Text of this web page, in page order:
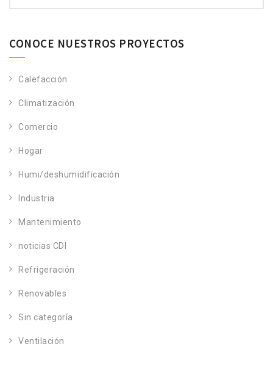
CONOCE NUESTROS PROYECTOS
Calefacción
Climatización
Comercio
Hogar
Humi/deshumidificación
Industria
Mantenimiento
noticias CDI
Refrigeración
Renovables
Sin categoría
Ventilación